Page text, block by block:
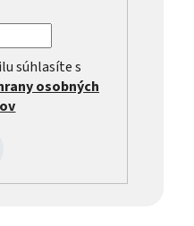
súhlasíte s
osobných